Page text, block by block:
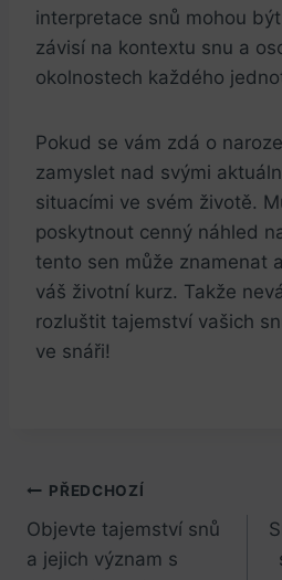
interpretace snů mohou⁤
⁢závisí na ⁤kontextu snu a​
okolnostech každého
Pokud se vám zdá o
zamyslet⁣ nad svými
situacími ve svém životě.
poskytnout cenný ‍náhled
tento sen může⁢ znamenat
⁣váš životní​ kurz. Takže
rozluštit tajemství ‌vašich
ve snáři!
Navigace
pro
PŘEDCHOZÍ
Objevte tajemství snů
a jejich význam s